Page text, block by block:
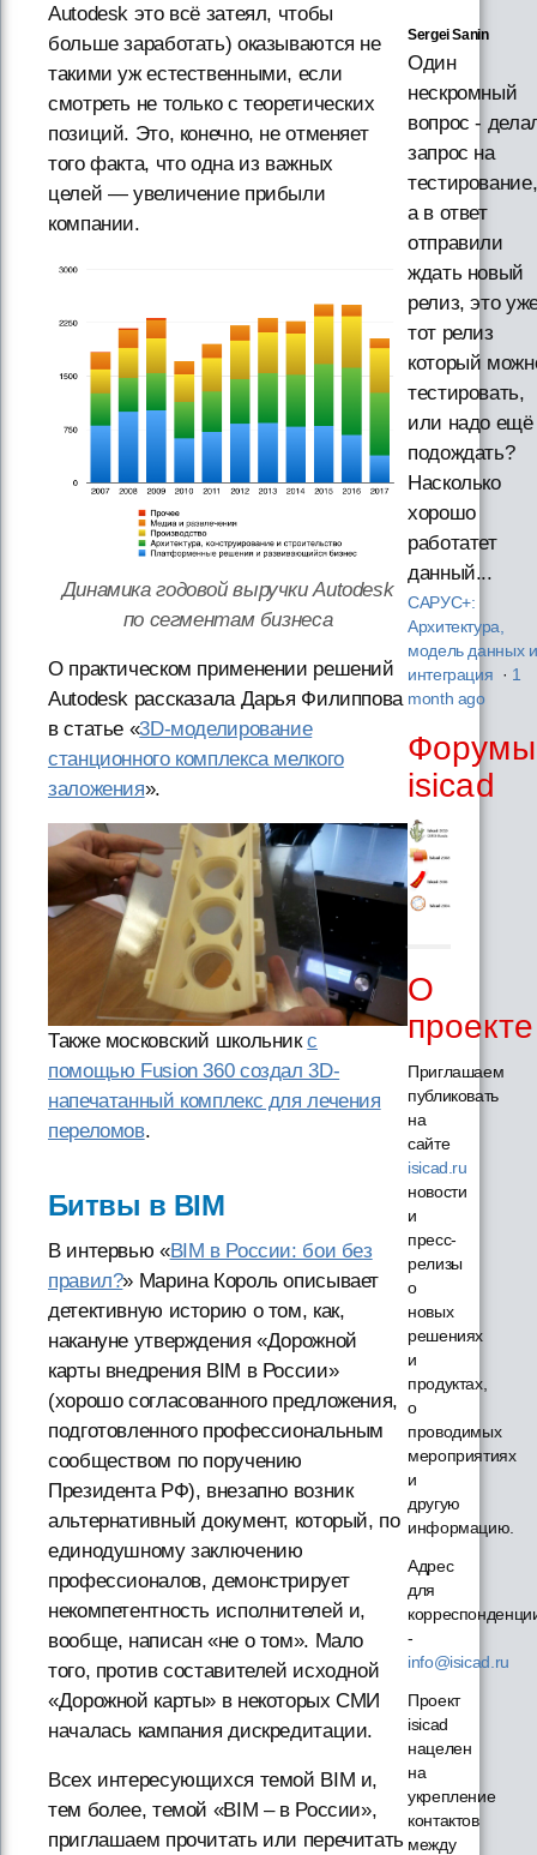
Autodesk это всё затеял, чтобы
больше заработать) оказываются не
такими уж естественными, если
смотреть не только с теоретических
позиций. Это, конечно, не отменяет
того факта, что одна из важных
целей — увеличение прибыли
компании.
Динамика годовой выручки Autodesk
по сегментам бизнеса
О практическом применении решений
Autodesk рассказала Дарья Филиппова
в статье «3D-моделирование
станционного комплекса мелкого
заложения».
Также московский школьникс
помощью Fusion 360 создал 3D-
напечатанный комплекс для лечения
переломов.
Битвы в BIM
В интервью «BIM в России: бои без
правил?» Марина Король описывает
детективную историю о том, как,
накануне утверждения «Дорожной
карты внедрения BIM в России»
(хорошо согласованного предложения,
подготовленного профессиональным
сообществом по поручению
Президента РФ), внезапно возник
альтернативный документ, который, по
единодушному заключению
профессионалов, демонстрирует
некомпетентность исполнителей и,
вообще, написан «не о том». Мало
того, против составителей исходной
«Дорожной карты» в некоторых СМИ
началась кампания дискредитации.
Всех интересующихся темой BIM и,
тем более, темой «BIM – в России»,
приглашаем прочитать или перечитать
Sergei Sanin
Один
нескромный
вопрос -
запрос на
тестирование,
а в ответ
отправили
ждать новый
релиз, это
тот релиз
который
тестировать,
или надо ещё
подождать?
Насколько
хорошо
работатет
данный...
САРУС+:
Архитектура,
модель данных и
интеграция · 1
month ago
Форумы
isicad
О
проекте
Приглашаем
публиковать
на
сайте
isicad.ru
новости
и
пресс-
релизы
о
новых
решениях
и
продуктах,
о
проводимых
мероприятиях
и
другую
информацию.
Адрес
для
-
info@isicad.ru
Проект
isicad
нацелен
на
укрепление
контактов
между